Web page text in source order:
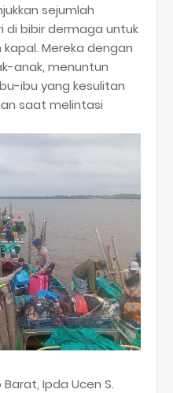
sejumlah
di bibir dermaga untuk
Mereka dengan
anak, menuntun
ibu yang kesulitan
saat melintasi
Ipda Ucen S.